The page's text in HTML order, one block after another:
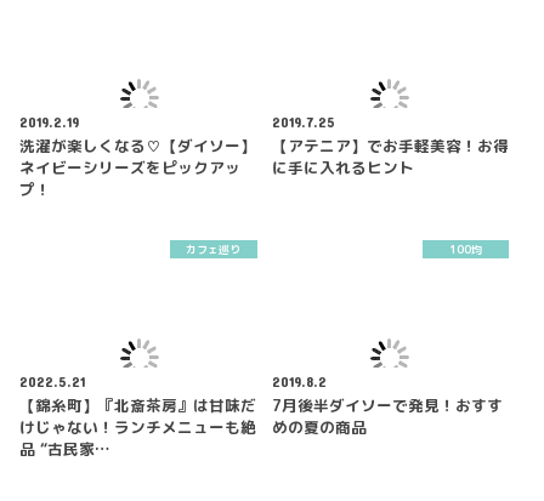
2019.2.19
洗濯が楽しくなる♡【ダイソー】
ネイビーシリーズをピックアッ
プ！
2019.7.25
【アテニア】でお手軽美容！お得
に手に入れるヒント
カフェ巡り
2022.5.21
【錦糸町】『北斎茶房』は甘味だ
けじゃない！ランチメニューも絶
品 “古民家…
100均
2019.8.2
7月後半ダイソーで発見！おすす
めの夏の商品